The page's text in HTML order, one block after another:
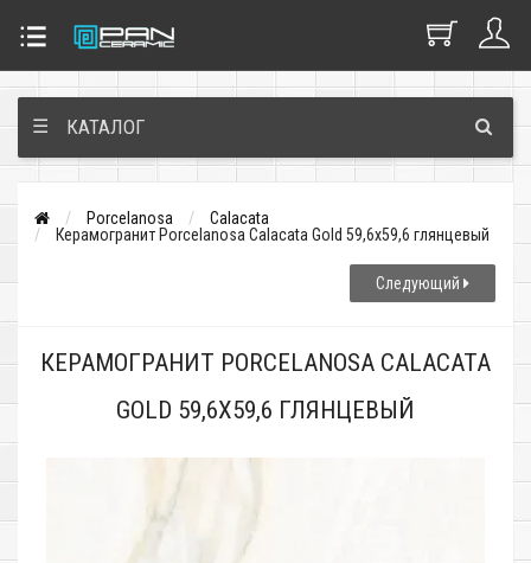
☰ КАТАЛОГ
Porcelanosa
Calacata
Керамогранит Porcelanosa Calacata Gold 59,6x59,6 глянцевый
Следующий
КЕРАМОГРАНИТ PORCELANOSA CALACATA
GOLD 59,6X59,6 ГЛЯНЦЕВЫЙ